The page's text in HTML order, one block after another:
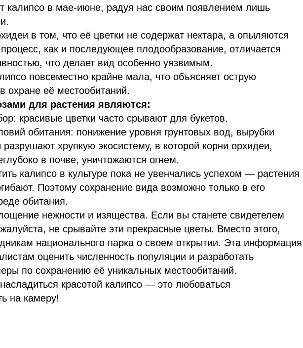
калипсо в мае-июне, радуя нас своим появлением лишь
в том, что её цветки не содержат нектара, а опыляются
как и последующее плодообразование, отличается
что делает вид особенно уязвимым.
повсеместно крайне мала, что объясняет острую
охране её местообитаний.
для растения являются:
красивые цветки часто срывают для букетов.
обитания: понижение уровня грунтовых вод, вырубки
хрупкую экосистему, в которой корни орхидеи,
в почве, уничтожаются огнем.
калипсо в культуре пока не увенчались успехом — растения
Поэтому сохранение вида возможно только в его
обитания.
нежности и изящества. Если вы станете свидетелем
не срывайте эти прекрасные цветы. Вместо этого,
национального парка о своем открытии. Эта информация
оценить численность популяции и разработать
по сохранению её уникальных местообитаний.
красотой калипсо — это любоваться
на камеру!